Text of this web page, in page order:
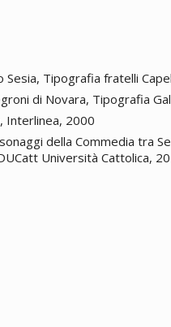
Sesia, Tipografia fratelli
di Novara, Tipografia
Interlinea, 2000
della Commedia tra
Università Cattolica,